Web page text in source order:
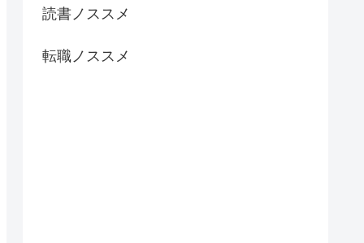
読書ノススメ
転職ノススメ